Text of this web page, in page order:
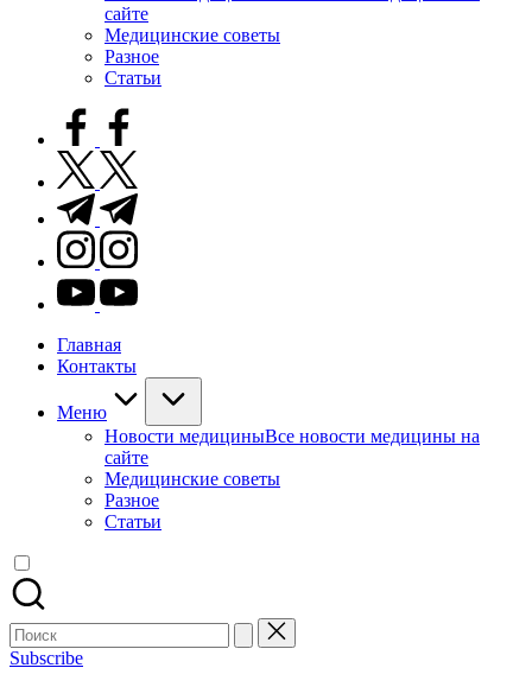
сайте
Медицинские советы
Разное
Статьи
facebook.com
twitter.com
t.me
instagram.com
youtube.com
Главная
Контакты
Меню
Новости медициныВсе новости медицины на
сайте
Медицинские советы
Разное
Статьи
Поиск
для:
Subscribe